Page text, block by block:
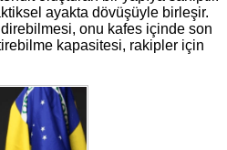
ayakta dövüşüyle birleşir.
onu kafes içinde son
kapasitesi, rakipler için